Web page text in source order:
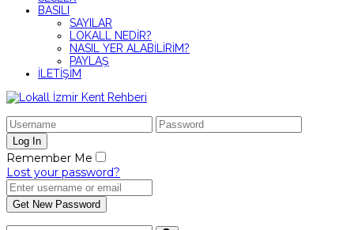
BASILI
SAYILAR
LOKALL NEDİR?
NASIL YER ALABİLİRİM?
PAYLAŞ
İLETİŞİM
Remember Me
Lost your password?